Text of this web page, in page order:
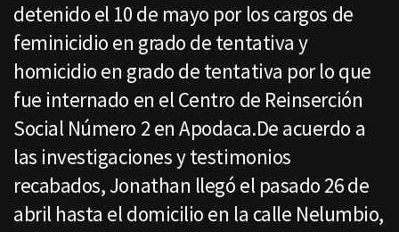
detenido el 10 de mayo por los cargos de
feminicidio en grado de tentativa y
homicidio en grado de tentativa por lo que
fue internado en el Centro de Reinserción
Social Número 2 en Apodaca.De acuerdo a
las investigaciones y testimonios
recabados, Jonathan llegó el pasado 26 de
abril hasta el domicilio en la calle Nelumbio,